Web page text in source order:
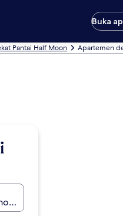
Buka
Pantai Half Moon Apartemen